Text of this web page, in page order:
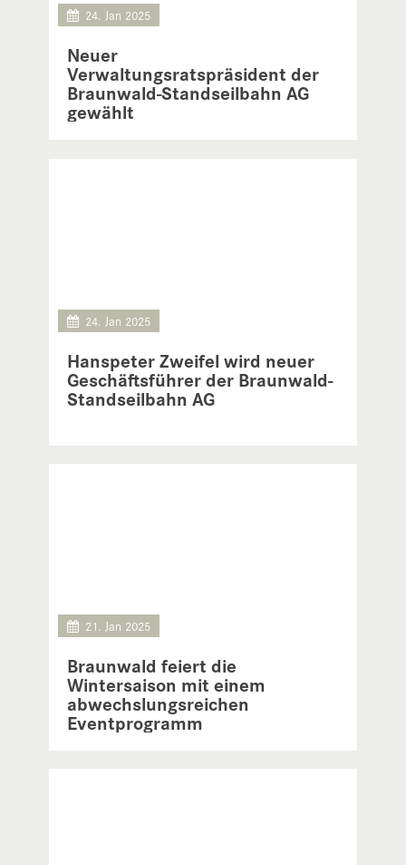
Neuer
Verwaltungsratspräsident der
Braunwald-Standseilbahn AG
gewählt
24. Jan 2025
Hanspeter Zweifel wird neuer
Geschäftsführer der Braunwald-
Standseilbahn AG
24. Jan 2025
Braunwald feiert die
Wintersaison mit einem
abwechslungsreichen
Eventprogramm
21. Jan 2025